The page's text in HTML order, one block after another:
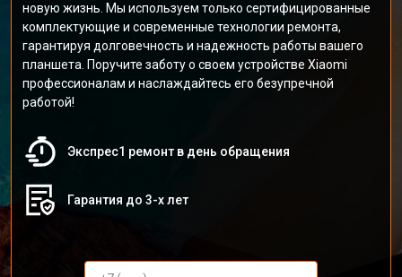
новую жизнь. Мы используем только сертифицированные
комплектующие и современные технологии ремонта,
гарантируя долговечность и надежность работы вашего
планшета. Поручите заботу о своем устройстве Xiaomi
профессионалам и наслаждайтесь его безупречной
работой!
Экспрес1 ремонт в день обращения
Гарантия до 3-х лет